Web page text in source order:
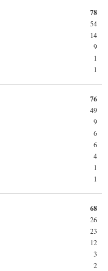
78
54
14
9
1
1
76
49
9
6
6
4
1
1
68
26
23
12
3
2